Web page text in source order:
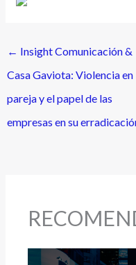
← Insight Comunicación &
Casa Gaviota: Violencia en
pareja y el papel de las
empresas en su